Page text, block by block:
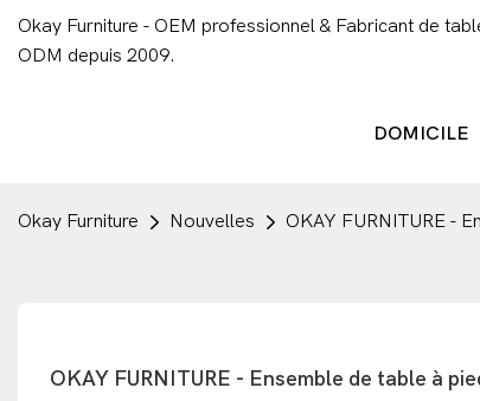
Okay Furniture - OEM professionnel & Fabricant de
ODM depuis 2009.
DOMICILE
Okay Furniture Nouvelles OKAY FURNITURE -
OKAY FURNITURE - Ensemble de table à